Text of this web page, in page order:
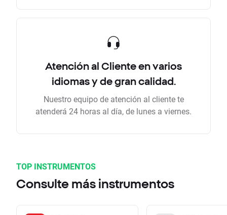
Atención al Cliente en varios
idiomas y de gran calidad.
Nuestro equipo de atención al cliente te
atenderá 24 horas al día, de lunes a viernes.
TOP INSTRUMENTOS
Consulte más instrumentos